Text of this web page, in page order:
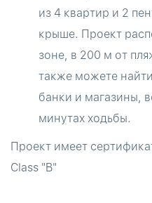
из 4 квартир и 2
крыше. Проект
зоне, в 200 м от
также можете
банки и магазины,
минутах ходьбы.
Проект имеет
Class "B"